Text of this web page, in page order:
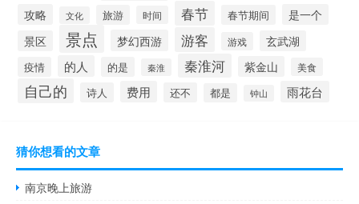
攻略 文化 旅游 时间 春节 春节期间
是一个
景区
景点 梦幻西游 游客 游戏 玄武湖
疫情 的人 的是 秦淮 秦淮河 紫金山 美食
自己的 诗人 费用 还不 都是 钟山 雨花台
猜你想看的文章
南京晚上旅游